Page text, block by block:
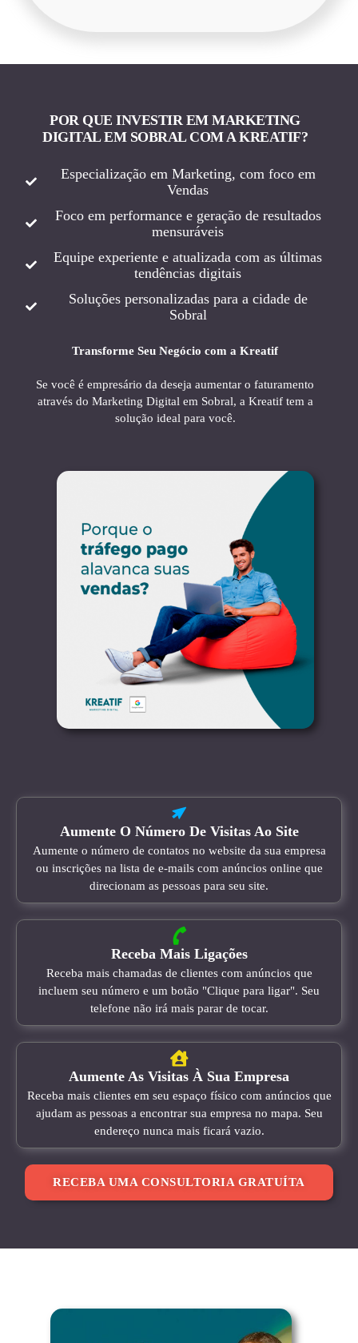
POR QUE INVESTIR EM MARKETING
DIGITAL EM SOBRAL COM A KREATIF?
Especialização em Marketing, com foco em
Vendas
Foco em performance e geração de resultados
mensuráveis
Equipe experiente e atualizada com as últimas
tendências digitais
Soluções personalizadas para a cidade de
Sobral
Transforme Seu Negócio com a Kreatif
Se você é empresário da deseja aumentar o faturamento
através do Marketing Digital em Sobral, a Kreatif tem a
solução ideal para você.
Aumente O Número De Visitas Ao Site
Aumente o número de contatos no website da sua empresa
ou inscrições na lista de e-mails com anúncios online que
direcionam as pessoas para seu site.
Receba Mais Ligações
Receba mais chamadas de clientes com anúncios que
incluem seu número e um botão "Clique para ligar". Seu
telefone não irá mais parar de tocar.
Aumente As Visitas À Sua Empresa
Receba mais clientes em seu espaço físico com anúncios que
ajudam as pessoas a encontrar sua empresa no mapa. Seu
endereço nunca mais ficará vazio.
RECEBA UMA CONSULTORIA GRATUÍTA